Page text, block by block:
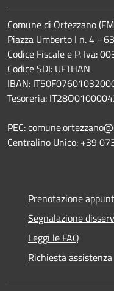
Comune di Ortezzano
Piazza Umberto I n. 4 -
Codice Fiscale e P. Iva:
Codice SDI: UFTHAN
IBAN:
Tesoreria:
PEC:
Centralino Unico: +39
Prenotazione
Segnalazione
Leggi le FAQ
Richiesta assistenza